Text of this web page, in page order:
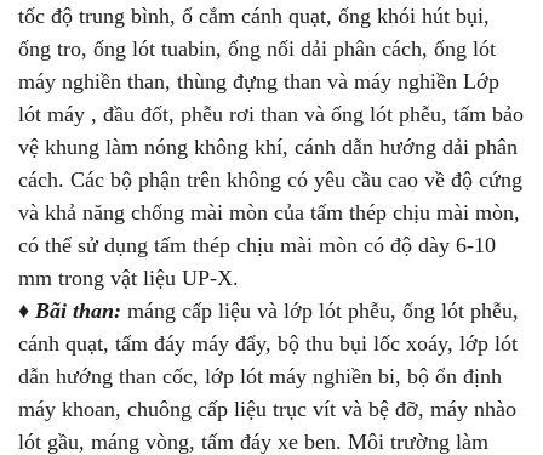
tốc độ trung bình, ổ cắm cánh quạt, ống khói hút bụi,
ống tro, ống lót tuabin, ống nối dải phân cách, ống lót
máy nghiền than, thùng đựng than và máy nghiền Lớp
lót máy , đầu đốt, phễu rơi than và ống lót phễu, tấm bảo
vệ khung làm nóng không khí, cánh dẫn hướng dải phân
cách. Các bộ phận trên không có yêu cầu cao về độ cứng
và khả năng chống mài mòn của tấm thép chịu mài mòn,
có thể sử dụng tấm thép chịu mài mòn có độ dày 6-10
mm trong vật liệu UP-X.
♦ Bãi than: máng cấp liệu và lớp lót phễu, ống lót phễu,
cánh quạt, tấm đáy máy đẩy, bộ thu bụi lốc xoáy, lớp lót
dẫn hướng than cốc, lớp lót máy nghiền bi, bộ ổn định
máy khoan, chuông cấp liệu trục vít và bệ đỡ, máy nhào
lót gầu, máng vòng, tấm đáy xe ben. Môi trường làm